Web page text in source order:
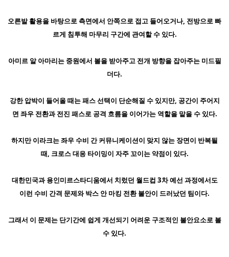
오른발 활용을 바탕으로 측면에서 안쪽으로 접고 들어오거나, 전방으로 빠
르게 침투해 마무리 구간에 관여할 수 있다.
아미르 알 아마리는 중원에서 볼을 받아주고 전개 방향을 잡아주는 미드필
더다.
강한 압박이 들어올 때는 패스 선택이 단순해질 수 있지만, 공간이 주어지
면 좌우 전환과 전진 패스로 공격 흐름을 이어가는 역할을 맡을 수 있다.
하지만 이라크는 좌우 수비 간 커뮤니케이션이 맞지 않는 장면이 반복될
때, 크로스 대응 타이밍이 자주 꼬이는 약점이 있다.
대한민국과 용인미르스타디움에서 치렀던 월드컵 3차 예선 과정에서도
이런 수비 간격 문제와 박스 안 마킹 전환 불안이 드러났던 팀이다.
그래서 이 문제는 단기간에 쉽게 개선되기 어려운 구조적인 불안요소로 볼
수 있다.